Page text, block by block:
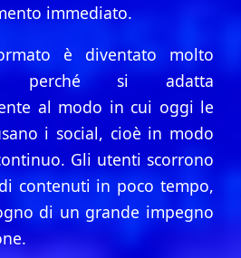
immediato.
è diventato molto
perché si adatta
al modo in cui oggi le
i social, cioè in modo
Gli utenti scorrono
contenuti in poco tempo,
di un grande impegno